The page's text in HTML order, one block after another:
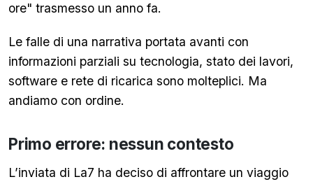
ore" trasmesso un anno fa.
Le falle di una narrativa portata avanti con
informazioni parziali su tecnologia, stato dei lavori,
software e rete di ricarica sono molteplici. Ma
andiamo con ordine.
Primo errore: nessun contesto
L’inviata di La7 ha deciso di affrontare un viaggio